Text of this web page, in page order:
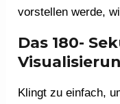
vorstellen werde,
Das 180-
Klingt zu einfach,